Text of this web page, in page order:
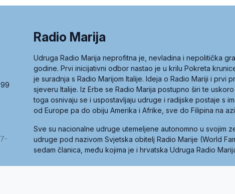
Radio Marija
Udruga Radio Marija neprofitna je, nevladina i nepolitička
godine. Prvi inicijativni odbor nastao je u krilu Pokreta
je suradnja s Radio Marijom Italije. Ideja o Radio Mariji i prvi
sjeveru Italije. Iz Erbe se Radio Marija postupno širi te
toga osnivaju se i uspostavljaju udruge i radijske postaje s
od Europe pa do obiju Amerika i Afrike, sve do Filipina na
Sve su nacionalne udruge utemeljene autonomno u svojim
udruge pod nazivom Svjetska obitelj Radio Marije (World
sedam članica, među kojima je i hrvatska Udruga Radio